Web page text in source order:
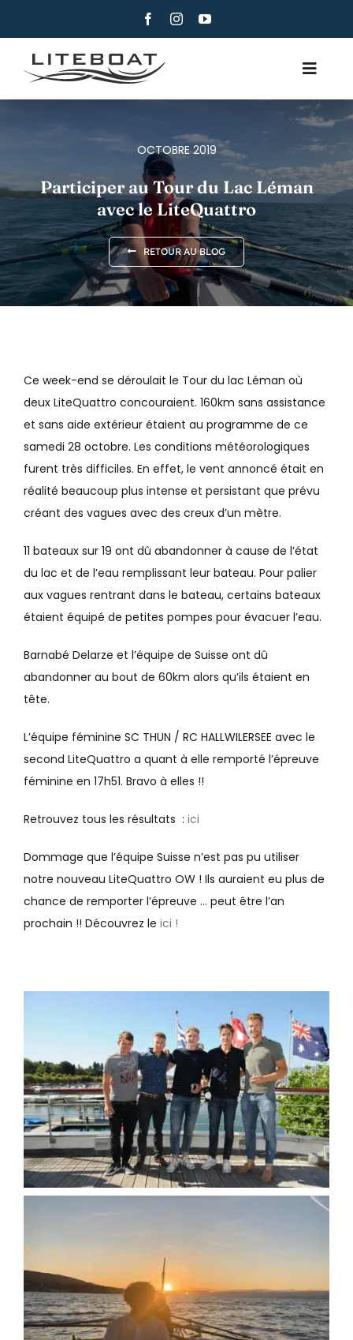
content
Toggle
AVIRON
VOILE AVIRON
CONTACTEZ-NOUS
FRANÇAIS
OCTOBRE 2019
Participer au Tour du Lac Léman
avec le LiteQuattro
RETOUR AU BLOG
Ce week-end se déroulait le Tour du lac Léman où
deux LiteQuattro concouraient. 160km sans assistance
et sans aide extérieur étaient au programme de ce
samedi 28 octobre. Les conditions météorologiques
furent très difficiles. En effet, le vent annoncé était en
réalité beaucoup plus intense et persistant que prévu
créant des vagues avec des creux d’un mètre.
11 bateaux sur 19 ont dû abandonner à cause de l’état
du lac et de l’eau remplissant leur bateau. Pour palier
aux vagues rentrant dans le bateau, certains bateaux
étaient équipé de petites pompes pour évacuer l’eau.
Barnabé Delarze et l’équipe de Suisse ont dû
abandonner au bout de 60km alors qu’ils étaient en
tête.
L’équipe féminine SC THUN / RC HALLWILERSEE avec le
second LiteQuattro a quant à elle remporté l’épreuve
féminine en 17h51. Bravo à elles !!
Retrouvez tous les résultats : ici
Dommage que l’équipe Suisse n’est pas pu utiliser
notre nouveau LiteQuattro OW ! Ils auraient eu plus de
chance de remporter l’épreuve … peut être l’an
prochain !! Découvrez le ici !